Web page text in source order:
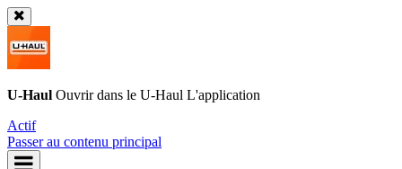
U-Haul Ouvrir dans le U-Haul L'application
Actif
Passer au contenu principal